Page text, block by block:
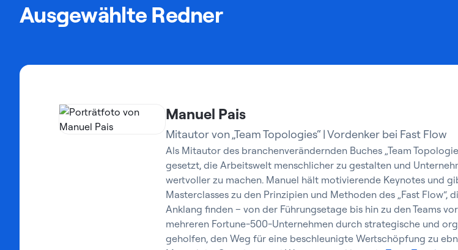
Ausgewählte Redner
Manuel Pais
Mitautor von „Team Topologies“ | Vordenker bei Fast Flow
Als Mitautor des branchenverändernden Buches „Team
gesetzt, die Arbeitswelt menschlicher zu gestalten und
wertvoller zu machen. Manuel hält motivierende Keynotes und
Masterclasses zu den Prinzipien und Methoden des „Fast Flow“,
Anklang finden – von der Führungsetage bis hin zu den Teams
mehreren Fortune-500-Unternehmen durch strategische und
geholfen, den Weg für eine beschleunigte Wertschöpfung zu